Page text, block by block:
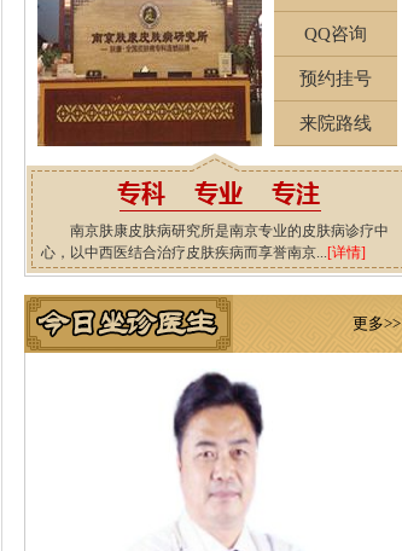
QQ咨询
预约挂号
来院路线
南京肤康皮肤病研究所是南京专业的皮肤病诊疗中
心，以中西医结合治疗皮肤疾病而享誉南京...[详情]
更多>>